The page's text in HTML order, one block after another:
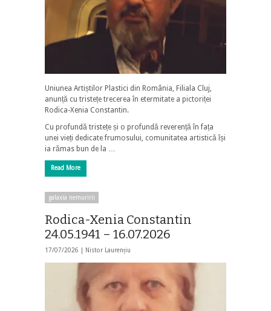
Uniunea Artiștilor Plastici din România, Filiala Cluj,
anunță cu tristețe trecerea în etermitate a pictoriței
Rodica-Xenia Constantin.
Cu profundă tristețe și o profundă reverență în fața
unei vieți dedicate frumosului, comunitatea artistică își
ia rămas bun de la …
Read More
galaxia nemuririi
Rodica-Xenia Constantin
24.05.1941 – 16.07.2026
17/07/2026 | Nistor Laurențiu